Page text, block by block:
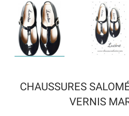
CHAUSSURES
VERNIS